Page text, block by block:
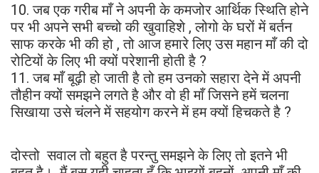
10. जब एक गरीब माँ ने अपनी के कमजोर आर्थिक स्थिति होने
पर भी अपने सभी बच्चो की खुवाहिशे , लोगो के घरों में बर्तन
साफ करके भी की हो , तो आज हमारे लिए उस महान माँ की दो
रोटियों के लिए भी क्यों परेशानी होती है ?
11. जब माँ बूढ़ी हो जाती है तो हम उनको सहारा देने में अपनी
तौहीन क्यों समझने लगते है और वो ही माँ जिसने हमें चलना
सिखाया उसे चंलने में सहयोग करने में हम क्यों हिचकते है ?
दोस्तो सवाल तो बहुत है परन्तु समझने के लिए तो इतने भी